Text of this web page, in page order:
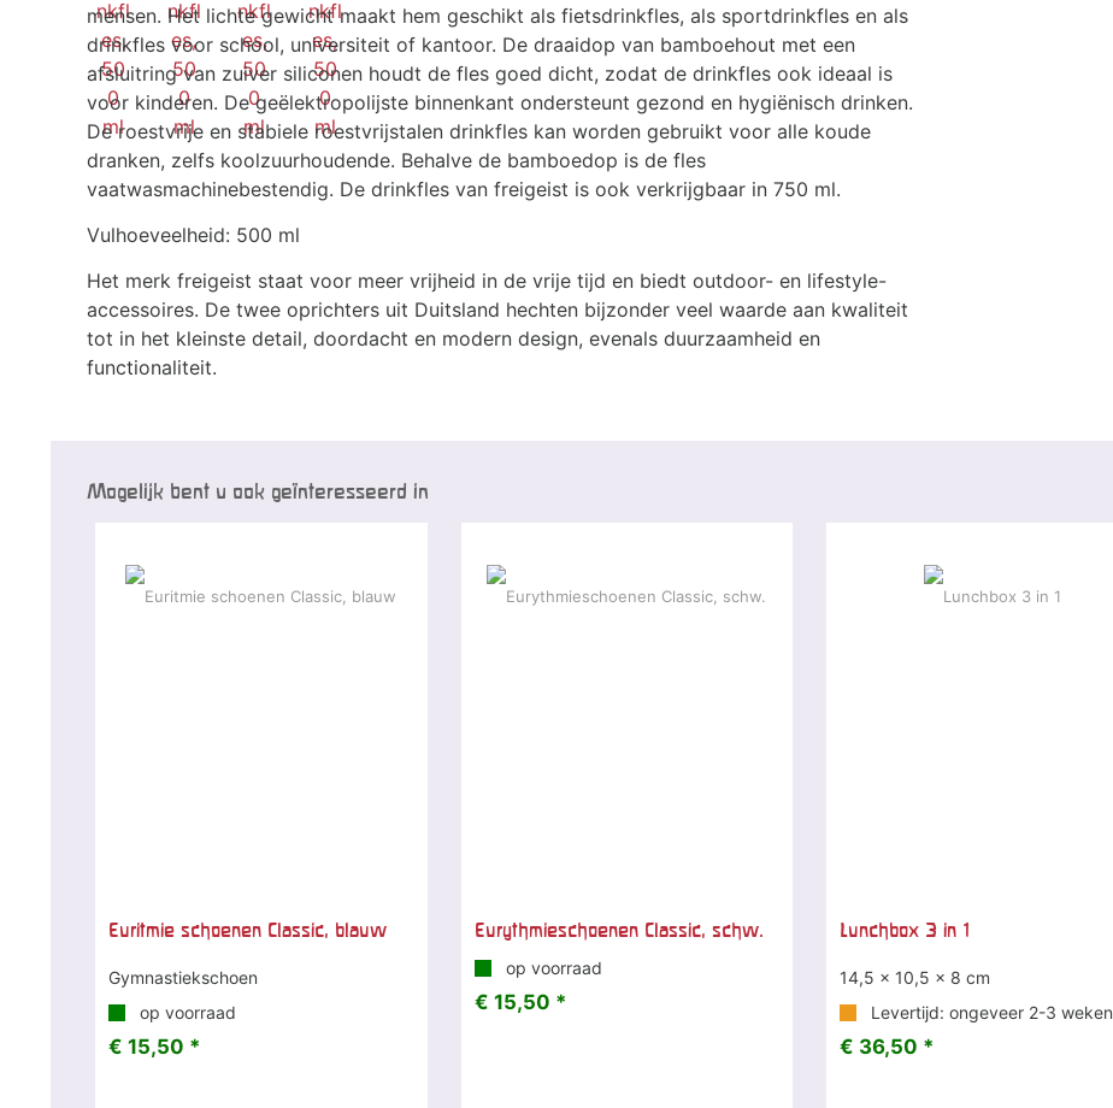
mensen. Het lichte gewicht maakt hem geschikt als fietsdrinkfles, als sportdrinkfles en als
drinkfles voor school, universiteit of kantoor. De draaidop van bamboehout met een
afsluitring van zuiver siliconen houdt de fles goed dicht, zodat de drinkfles ook ideaal is
voor kinderen. De geëlektropolijste binnenkant ondersteunt gezond en hygiënisch drinken.
De roestvrije en stabiele roestvrijstalen drinkfles kan worden gebruikt voor alle koude
dranken, zelfs koolzuurhoudende. Behalve de bamboedop is de fles
vaatwasmachinebestendig. De drinkfles van freigeist is ook verkrijgbaar in 750 ml.
Vulhoeveelheid: 500 ml
Het merk freigeist staat voor meer vrijheid in de vrije tijd en biedt outdoor- en lifestyle-
accessoires. De twee oprichters uit Duitsland hechten bijzonder veel waarde aan kwaliteit
tot in het kleinste detail, doordacht en modern design, evenals duurzaamheid en
functionaliteit.
Mogelijk bent u ook geïnteresseerd in
Euritmie schoenen Classic, blauw
Gymnastiekschoen
op voorraad
€ 15,50 *
Eurythmieschoenen Classic, schw.
op voorraad
€ 15,50 *
Lunchbox 3 in 1
14,5 x 10,5 x 8 cm
Levertijd: ongeveer 2-3 weken
€ 36,50 *